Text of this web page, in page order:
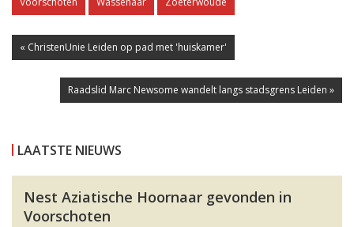
« ChristenUnie Leiden op pad met 'huiskamer'
Raadslid Marc Newsome wandelt langs stadsgrens Leiden »
LAATSTE NIEUWS
Nest Aziatische Hoornaar gevonden in
Voorschoten